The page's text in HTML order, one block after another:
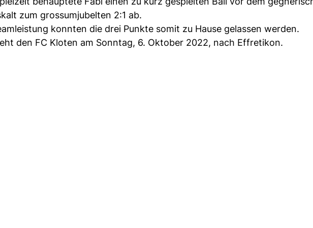
zum grossumjubelten 2:1 ab.
konnten die drei Punkte somit zu Hause gelassen werden.
den FC Kloten am Sonntag, 6. Oktober 2022, nach Effretikon.